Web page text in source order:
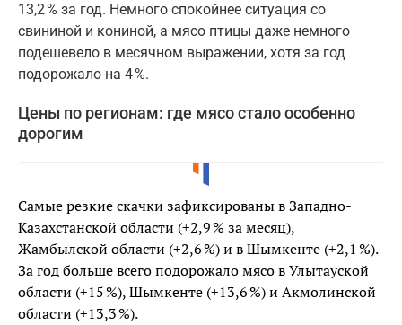
13,2 % за год. Немного спокойнее ситуация со
свининой и кониной, а мясо птицы даже немного
подешевело в месячном выражении, хотя за год
подорожало на 4 %.
Цены по регионам: где мясо стало особенно
дорогим
Самые резкие скачки зафиксированы в Западно-
Казахстанской области (+2,9 % за месяц),
Жамбылской области (+2,6 %) и в Шымкенте (+2,1 %).
За год больше всего подорожало мясо в Улытауской
области (+15 %), Шымкенте (+13,6 %) и Акмолинской
области (+13,3 %).